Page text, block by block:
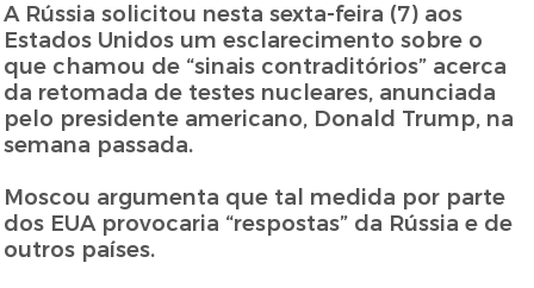
A Rússia solicitou nesta sexta-feira (7) aos
Estados Unidos um esclarecimento sobre o
que chamou de “sinais contraditórios” acerca
da retomada de testes nucleares, anunciada
pelo presidente americano, Donald Trump, na
semana passada.
Moscou argumenta que tal medida por parte
dos EUA provocaria “respostas” da Rússia e de
outros países.